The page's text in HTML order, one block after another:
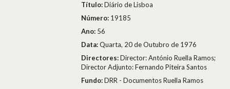
Título:Diário de Lisboa
Número: 19185
Ano: 56
Data:Quarta, 20 de Outubro de 1976
Directores:Director: António Ruella Ramos;
Director Adjunto: Fernando Piteira Santos
Fundo:DRR - Documentos Ruella Ramos